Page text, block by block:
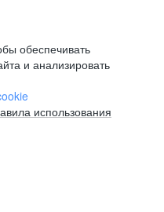
обеспечивать
и анализировать
использования